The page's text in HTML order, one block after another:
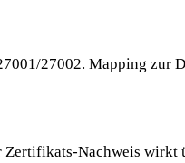
27002. Mapping zur
Nachweis wirkt